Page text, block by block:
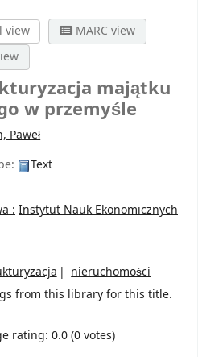
view
MARC view
majątku
w przemyśle
Paweł
Text
:Instytut Nauk Ekonomicznych
nieruchomości
from this library for this title.
rating: 0.0 (0 votes)